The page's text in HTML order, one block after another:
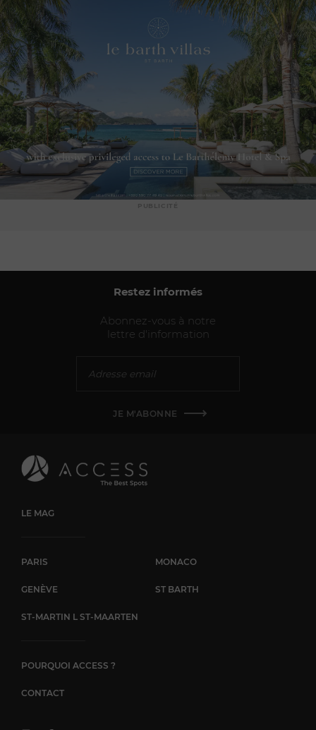
Restez informés
Abonnez-vous à notre
lettre d'information
JE M'ABONNE
LE MAG
PARIS MONACO
GENÈVE ST BARTH
ST-MARTIN L ST-MAARTEN
POURQUOI ACCESS ?
CONTACT